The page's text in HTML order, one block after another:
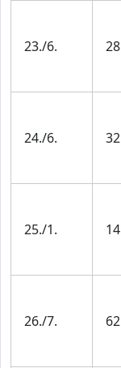
23./6. 28
24./6. 32
25./1. 14
26./7. 62